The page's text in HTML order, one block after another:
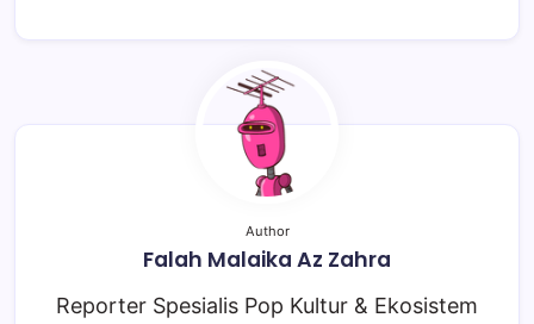
Author
Falah Malaika Az Zahra
Reporter Spesialis Pop Kultur & Ekosistem